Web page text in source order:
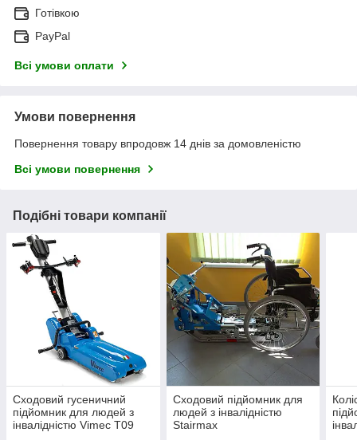
Готівкою
PayPal
Всі умови оплати
Умови повернення
Повернення товару впродовж 14 днів за домовленістю
Всі умови повернення
Подібні товари компанії
Сходовий гусеничний
підйомник для людей з
інвалідністю Vimec Т09
Сходовий підйомник для
людей з інвалідністю
Stairmax